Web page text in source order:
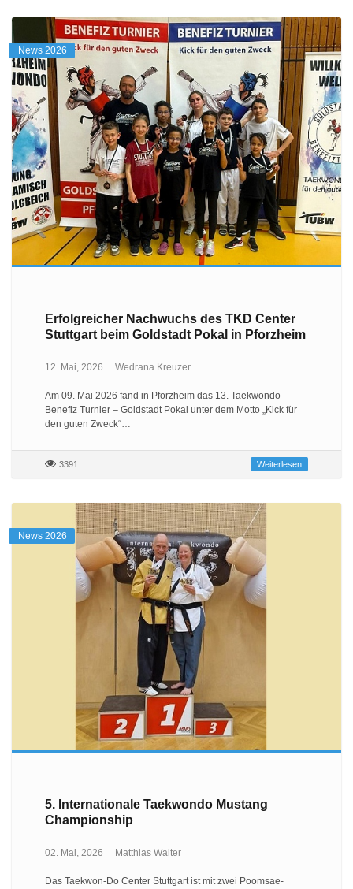
News 2026
Erfolgreicher Nachwuchs des TKD Center
Stuttgart beim Goldstadt Pokal in Pforzheim
12. Mai, 2026 Wedrana Kreuzer
Am 09. Mai 2026 fand in Pforzheim das 13. Taekwondo
Benefiz Turnier – Goldstadt Pokal unter dem Motto „Kick für
den guten Zweck“…
3391 Weiterlesen
News 2026
5. Internationale Taekwondo Mustang
Championship
02. Mai, 2026 Matthias Walter
Das Taekwon-Do Center Stuttgart ist mit zwei Poomsae-